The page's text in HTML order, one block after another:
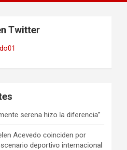
Twitter
serena hizo la diferencia”
Acevedo coinciden por
deportivo internacional